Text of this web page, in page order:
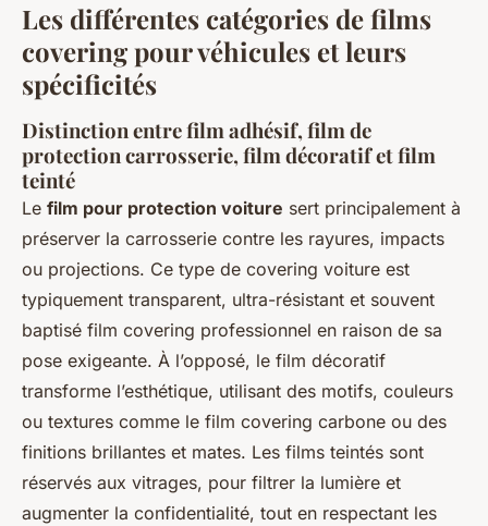
Les différentes catégories de films
covering pour véhicules et leurs
spécificités
Distinction entre film adhésif, film de
protection carrosserie, film décoratif et film
teinté
Le film pour protection voiture sert principalement à
préserver la carrosserie contre les rayures, impacts
ou projections. Ce type de covering voiture est
typiquement transparent, ultra-résistant et souvent
baptisé film covering professionnel en raison de sa
pose exigeante. À l’opposé, le film décoratif
transforme l’esthétique, utilisant des motifs, couleurs
ou textures comme le film covering carbone ou des
finitions brillantes et mates. Les films teintés sont
réservés aux vitrages, pour filtrer la lumière et
augmenter la confidentialité, tout en respectant les